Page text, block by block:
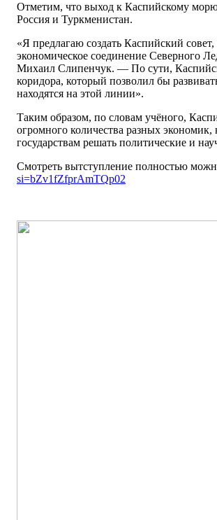
Отметим, что выход к Каспийскому
Россия и Туркменистан.
«Я предлагаю создать Каспийский
экономическое соединение Северного
Михаил Слипенчук. — По сути,
коридора, который позволил бы
находятся на этой линии».
Таким образом, по словам учёного,
огромного количества разных
государствам решать политические и
Смотреть вытступление полностью
si=bZv1fZfprAmTQp02